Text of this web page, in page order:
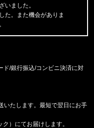
うございます。
ド
ございます。
ございます。
いました。
た。また機会がありま
ド/銀行振込/コンビニ決済に対
いたします。最短で翌日にお手
）にてお届けします。